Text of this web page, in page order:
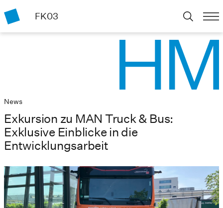
FK03
News
Exkursion zu MAN Truck & Bus:
Exklusive Einblicke in die
Entwicklungsarbeit